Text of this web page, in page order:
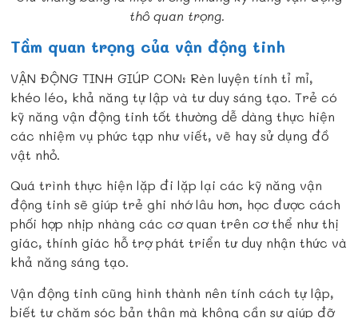
thô quan trọng.
Tầm quan trọng của vận động tinh
VẬN ĐỘNG TINH GIÚP CON: Rèn luyện tính tỉ mỉ,
khéo léo, khả năng tự lập và tư duy sáng tạo. Trẻ có
kỹ năng vận động tinh tốt thường dễ dàng thực hiện
các nhiệm vụ phức tạp như viết, vẽ hay sử dụng đồ
vật nhỏ.
Quá trình thực hiện lặp đi lặp lại các kỹ năng vận
động tinh sẽ giúp trẻ ghi nhớ lâu hơn, học được cách
phối hợp nhịp nhàng các cơ quan trên cơ thể như thị
giác, thính giác hỗ trợ phát triển tư duy nhận thức và
khả năng sáng tạo.
Vận động tinh cũng hình thành nên tính cách tự lập,
biết tự chăm sóc bản thân mà không cần sự giúp đỡ